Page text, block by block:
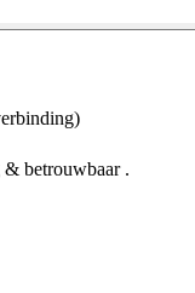
betrouwbaar .